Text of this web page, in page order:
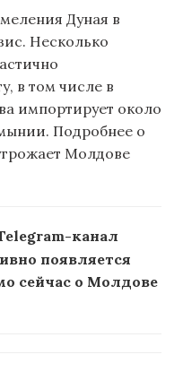
Дуная в
Несколько
в том числе в
импортирует около
Подробнее о
Молдове
канал
появляется
сейчас о Молдове